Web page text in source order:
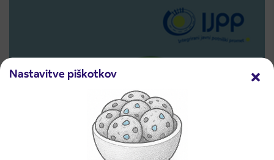
Nastavitve piškotkov